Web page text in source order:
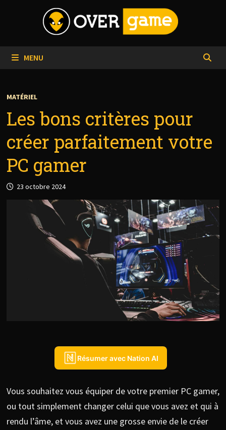
MENU
MATÉRIEL
Les bons critères pour
créer parfaitement votre
PC gamer
23 octobre 2024
Résumer avec Nation AI
Vous souhaitez vous équiper de votre premier PC gamer,
ou tout simplement changer celui que vous avez et qui à
rendu l’âme, et vous avez une grosse envie de le créer